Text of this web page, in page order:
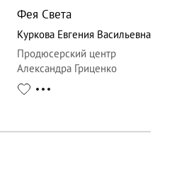
Фея Света
Куркова Евгения Васильевна
Продюсерский центр
Александра Гриценко